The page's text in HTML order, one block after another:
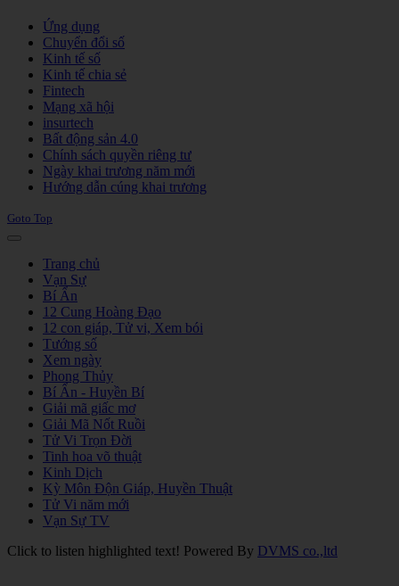
Ứng dụng
Chuyển đổi số
Kinh tế số
Kinh tế chia sẻ
Fintech
Mạng xã hội
insurtech
Bất động sản 4.0
Chính sách quyền riêng tư
Ngày khai trương năm mới
Hướng dẫn cúng khai trương
Goto Top
Trang chủ
Vạn Sự
Bí Ẩn
12 Cung Hoàng Đạo
12 con giáp, Tử vi, Xem bói
Tướng số
Xem ngày
Phong Thủy
Bí Ẩn - Huyền Bí
Giải mã giấc mơ
Giải Mã Nốt Ruồi
Tử Vi Trọn Đời
Tinh hoa võ thuật
Kinh Dịch
Kỳ Môn Độn Giáp, Huyền Thuật
Tử Vi năm mới
Vạn Sự TV
Click to listen highlighted text! Powered By DVMS co.,ltd